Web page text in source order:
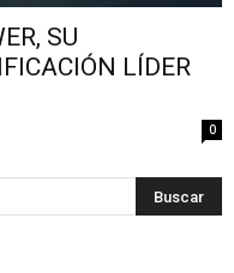
SU
LÍDER
0